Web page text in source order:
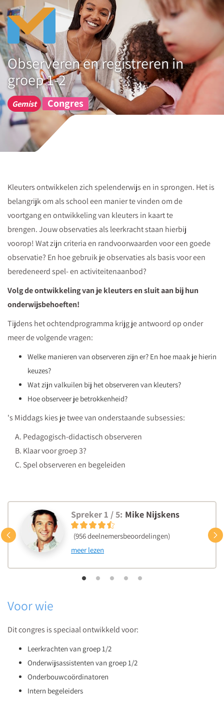
Naar
de
whitepaper
Lia
van
Haren
vertelt
in
deze
whitepaper
stadia
van
het
leren
bouwen.
gebruikt
gericht
observeren
bouwhoek.
Observeren en registreren in
groep 1-2
Gemist Congres
Kleuters ontwikkelen zich spelenderwijs en in sprongen. Het is
belangrijk om als school een manier te vinden om de
voortgang en ontwikkeling van kleuters in kaart te
brengen. Jouw observaties als leerkracht staan hierbij
voorop! Wat zijn criteria en randvoorwaarden voor een goede
observatie? En hoe gebruik je observaties als basis voor een
beredeneerd spel- en activiteitenaanbod?
Volg de ontwikkeling van je kleuters en sluit aan bij hun
onderwijsbehoeften!
Tijdens het ochtendprogramma krijg je antwoord op onder
meer de volgende vragen:
Welke manieren van observeren zijn er? En hoe maak je hierin
keuzes?
Wat zijn valkuilen bij het observeren van kleuters?
Hoe observeer je betrokkenheid?
's Middags kies je twee van onderstaande subsessies:
A. Pedagogisch-didactisch observeren
B. Klaar voor groep 3?
C. Spel observeren en begeleiden
Spreker 1 / 5: Mike Nijskens
(956 deelnemersbeoordelingen)
meer lezen
Vorige
Voor wie
Dit congres is speciaal ontwikkeld voor:
Leerkrachten van groep 1/2
Onderwijsassistenten van groep 1/2
Onderbouwcoördinatoren
Intern begeleiders